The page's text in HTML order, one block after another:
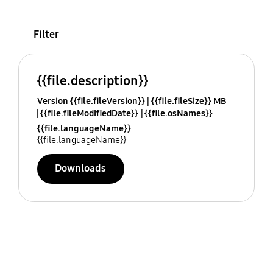
Filter
{{file.description}}
Version {{file.fileVersion}} {{file.fileSize}} MB
{{file.fileModifiedDate}} {{file.osNames}}
{{file.languageName}}
{{file.languageName}}
Downloads